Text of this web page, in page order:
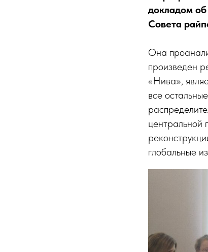
докладом об
Совета
Она
произведен
«Нива»,
все
центральной
глобальные